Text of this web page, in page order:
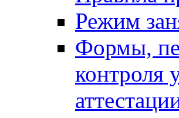
Режим
Формы,
контроля